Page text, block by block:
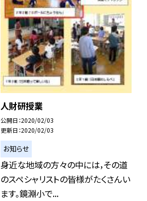
人財研授業
公開日 2020/02/03
更新日 2020/02/03
お知らせ
身近な地域の方々の中には，その道
のスペシャリストの皆様がたくさんい
ます。鏡淵小で...